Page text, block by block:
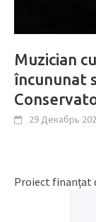
Muzician
încununat
29 Декабрь
Proiect finanțat